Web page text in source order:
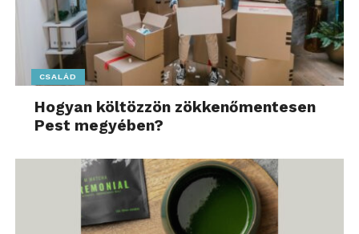
CSALÁD
Hogyan költözzön zökkenőmentesen
Pest megyében?